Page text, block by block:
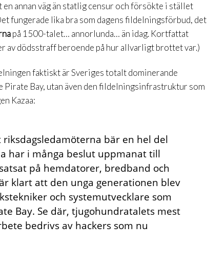
annan väg än statlig censur och försökte i stället
fungerade lika bra som dagens fildelningsförbud, det
på 1500-talet… annorlunda… än idag. Kortfattat
av dödsstraff beroende på hur allvarligt brottet var.)
faktiskt är Sveriges totalt dominerande
Bay, utan även den fildelningsinfrastruktur som
Kazaa:
bär en hel del
har i många beslut upp­manat till
på hemdatorer, bredband och
klart att den unga generationen blev
och systemutvecklare som
Bay. Se där, tjugohundratalets mest
bedrivs av hackers som nu